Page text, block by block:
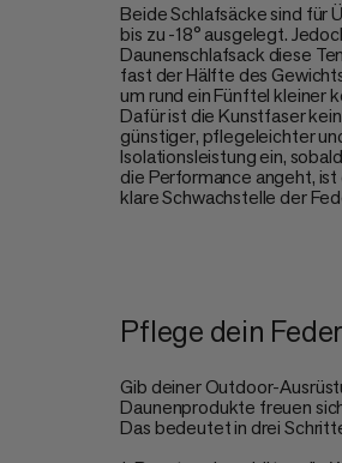
Beide Schlafsäcke sind für
bis zu -18° ausgelegt.
Daunenschlafsack diese
fast der Hälfte des
um rund ein Fünftel kleiner
Dafür ist die Kunstfaser
günstiger, pflegeleichter
Isolationsleistung ein,
die Performance angeht,
klare Schwachstelle der
Pflege dein
Gib deiner Outdoor-
Daunenprodukte freuen
Das bedeutet in drei